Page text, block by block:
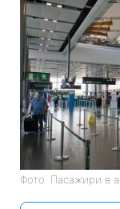
Фото: Пасажири в